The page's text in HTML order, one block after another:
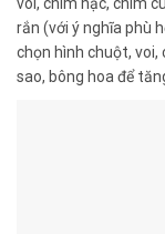
rắn (với ý nghĩa phù
chọn hình chuột,
sao, bông hoa để